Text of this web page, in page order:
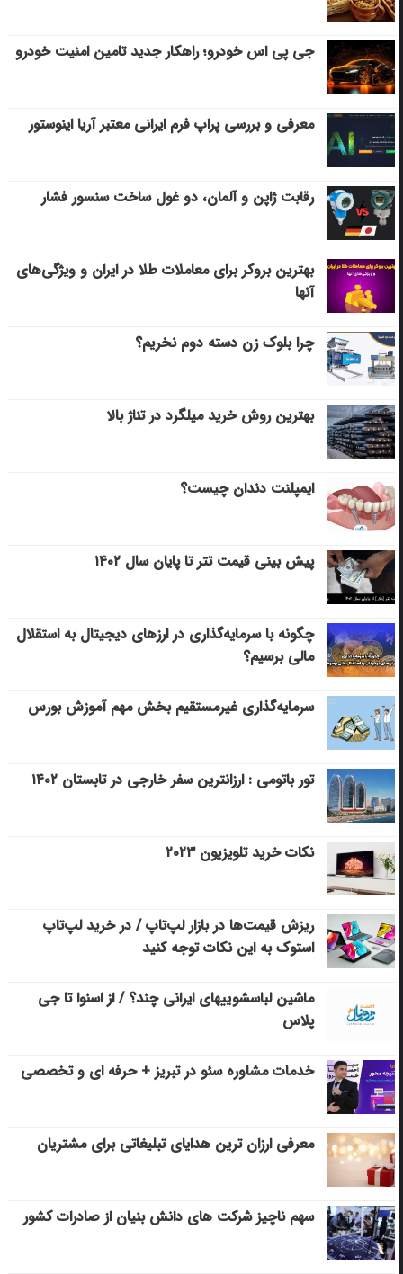
جی پی اس خودرو؛ راهکار جدید تامین امنیت خودرو
معرفی و بررسی پراپ فرم ایرانی معتبر آریا اینوستور
رقابت ژاپن و آلمان، دو غول ساخت سنسور فشار
بهترین بروکر برای معاملات طلا در ایران و ویژگی‌های
آنها
چرا بلوک زن دسته دوم نخریم؟
بهترین روش خرید میلگرد در تناژ بالا
ایمپلنت دندان چیست؟
پیش بینی قیمت تتر تا پایان سال ۱۴۰۲
چگونه با سرمایه‌گذاری در ارزهای دیجیتال به استقلال
مالی برسیم؟
سرمایه‌گذاری غیرمستقیم بخش مهم آموزش بورس
تور باتومی : ارزانترین سفر خارجی در تابستان ۱۴۰۲
نکات خرید تلویزیون ۲۰۲۳
ریزش قیمت‌ها در بازار لپ‌تاپ / در خرید لپ‌تاپ
استوک به این نکات توجه کنید
ماشین لباسشویی‎های ایرانی چند؟ / از اسنوا تا جی
پلاس
خدمات مشاوره سئو در تبریز + حرفه ای و تخصصی
معرفی ارزان ترین هدایای تبلیغاتی برای مشتریان
سهم ناچیز شرکت های دانش بنیان از صادرات کشور